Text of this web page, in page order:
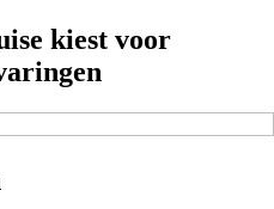
kiest voor